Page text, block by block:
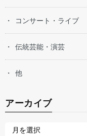
コンサート・ライブ
伝統芸能・演芸
他
アーカイブ